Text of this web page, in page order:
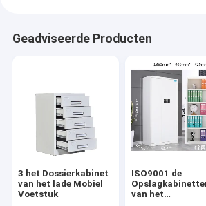
Geadviseerde Producten
3 het Dossierkabinet
van het lade Mobiel
Voetstuk
ISO9001 de
van het